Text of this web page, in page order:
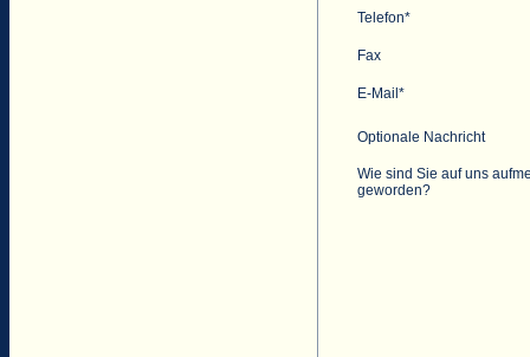
Telefon*
Fax
E-Mail*
Optionale Nachricht
Wie sind Sie auf uns
geworden?